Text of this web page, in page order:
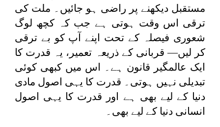
مستقبل دیکھنے پر راضی ہو جائیں۔ ملت کی
ترقی اس وقت ہوتی ہے جب کہ کچھ لوگ
شعوری فیصلہ کے تحت اپنے آپ کو بے ترقی
کر لیں— قربانی کے ذریعہ تعمیر، یہ قدرت کا
ایک عالمگیر قانون ہے۔ اس میں کبھی کوئی
تبدیلی نہیں ہوتی۔ قدرت کا یہی اصول مادی
دنیا کے لیے بھی ہے اور قدرت کا یہی اصول
انسانی دنیا کے لیے بھی۔